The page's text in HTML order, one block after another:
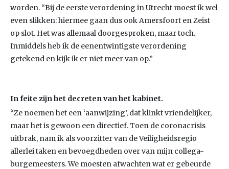
worden. “Bij de eerste verordening in Utrecht moest ik wel
even slikken: hiermee gaan dus ook Amersfoort en Zeist
op slot. Het was allemaal doorgesproken, maar toch.
Inmiddels heb ik de eenentwintigste verordening
getekend en kijk ik er niet meer van op.”
In feite zijn het decreten van het kabinet.
“Ze noemen het een ‘aanwijzing’, dat klinkt vriendelijker,
maar het is gewoon een directief. Toen de coronacrisis
uitbrak, nam ik als voorzitter van de Veiligheidsregio
allerlei taken en bevoegdheden over van mijn collega-
burgemeesters. We moesten afwachten wat er gebeurde